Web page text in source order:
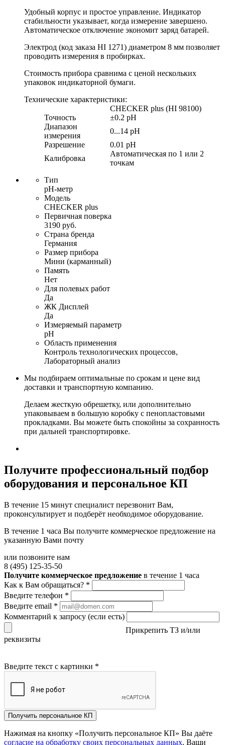
Удобный корпус и простое управление. Индикатор
стабильности указывает, когда измерение завершено.
Автоматическое отключение экономит заряд батарей.
Электрод (код заказа HI 1271) диаметром 8 мм позволяет
проводить измерения в пробирках.
Стоимость прибора сравнима с ценой нескольких
упаковок индикаторной бумаги.
Технические характеристики:
CHECKER plus (HI 98100)
Точность
±0.2 pH
Диапазон
измерения
0...14 pH
Разрешение
0.01 pH
Калибровка
Автоматическая по 1 или 2
точкам
Тип
pH-метр
Модель
CHECKER plus
Первичная поверка
3190 руб.
Страна бренда
Германия
Размер прибора
Мини (карманный)
Память
Нет
Для полевых работ
Да
ЖК Дисплей
Да
Измеряемый параметр
pH
Область применения
Контроль технологических процессов,
Лабораторный анализ
Мы подбираем оптимальные по срокам и цене вид
доставки и транспортную компанию.
Делаем жесткую обрешетку, или дополнительно
упаковываем в большую коробку с пенопластовыми
прокладками. Вы можете быть спокойны за сохранность
при дальней транспортировке.
Получите профессиональный подбор
оборудования и персональное КП
В течение 15 минут специалист перезвонит Вам,
проконсультирует и подберёт необходимое оборудование.
В течение 1 часа Вы получите коммерческое предложение на
указанную Вами почту
или позвоните нам
8 (495) 125-35-50
Получите коммерческое предложение в течение 1 часа
Как к Вам обращаться? *
Введите телефон *
Введите email *
Комментарий к запросу (если есть)
Прикрепить ТЗ и/или
реквизиты
Введите текст с картинки *
Получить персональное КП
Нажимая на кнопку «Получить персональное КП» Вы даёте
согласие на обработку своих персональных данных. Ваши